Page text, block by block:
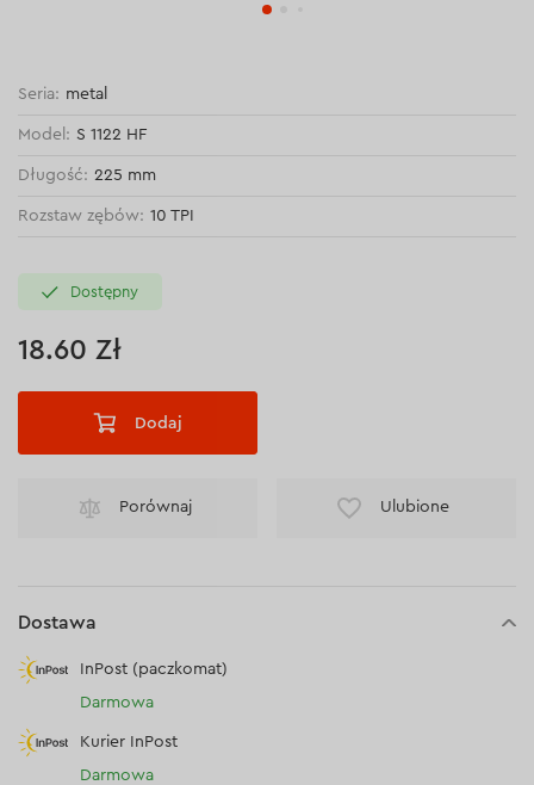
Seria: metal
Model: S 1122 HF
Długość: 225 mm
Rozstaw zębów: 10 TPI
Dostępny
18.60 Zł
Dodaj
Porównaj Ulubione
Dostawa
InPost (paczkomat)
Darmowa
Kurier InPost
Darmowa